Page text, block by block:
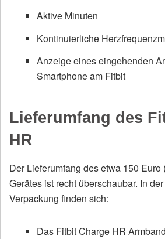
Aktive Minuten
Kontinuierliche
Anzeige eines eingehenden
Smartphone am Fitbit
Lieferumfang des
HR
Der Lieferumfang des etwa 150 Euro
Gerätes ist recht überschaubar. In
Verpackung finden sich:
Das Fitbit Charge HR Armband